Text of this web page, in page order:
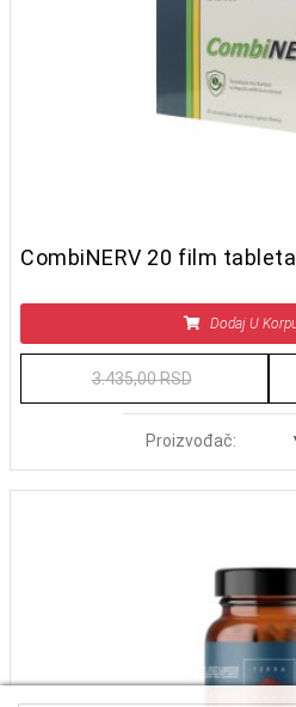
CombiNERV 20 film tableta
Dodaj U
3.435,00 RSD
Proizvođač: